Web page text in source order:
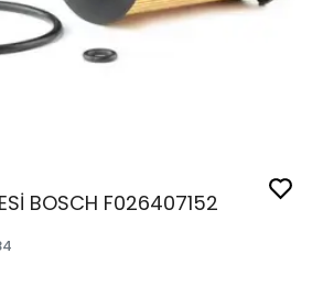
BOSCH F026407152